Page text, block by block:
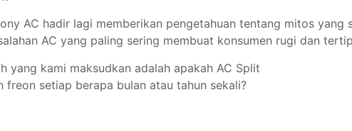
AC hadir lagi memberikan pengetahuan tentang mitos yang
AC yang paling sering membuat konsumen rugi dan
yang kami maksudkan adalah apakah AC Split
freon setiap berapa bulan atau tahun sekali?